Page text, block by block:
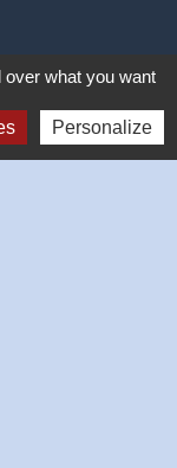
what you want
Personalize